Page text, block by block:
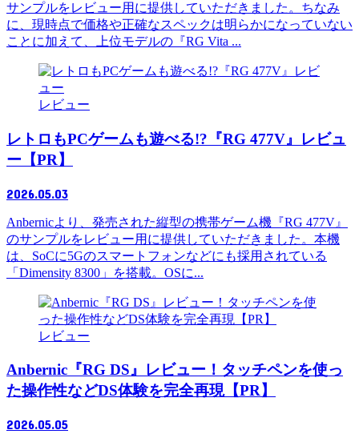
サンプルをレビュー用に提供していただきました。ちなみ
に、現時点で価格や正確なスペックは明らかになっていない
ことに加えて、上位モデルの『RG Vita ...
レビュー
レトロもPCゲームも遊べる!?『RG 477V』レビュ
ー【PR】
2026.05.03
Anbernicより、発売された縦型の携帯ゲーム機『RG 477V』
のサンプルをレビュー用に提供していただきました。本機
は、SoCに5Gのスマートフォンなどにも採用されている
「Dimensity 8300」を搭載。OSに...
レビュー
Anbernic『RG DS』レビュー！タッチペンを使っ
た操作性などDS体験を完全再現【PR】
2026.05.05